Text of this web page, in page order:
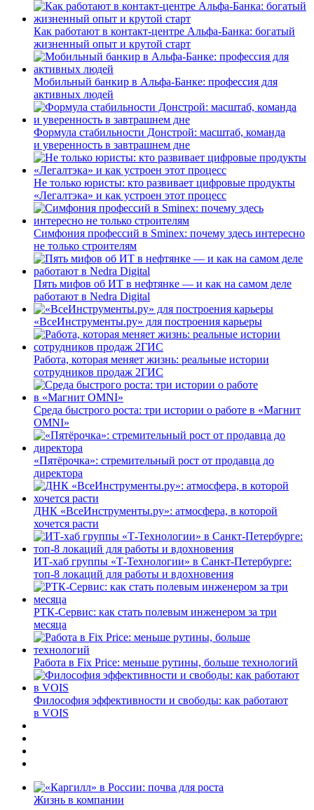
Как работают в контакт-центре Альфа-Банка: богатый
жизненный опыт и крутой старт
Мобильный банкир в Альфа-Банке: профессия для
активных людей
Формула стабильности Донстрой: масштаб, команда
и уверенность в завтрашнем дне
Не только юристы: кто развивает цифровые продукты
«Легалтэка» и как устроен этот процесс
Симфония профессий в Sminex: почему здесь интересно
не только строителям
Пять мифов об ИТ в нефтянке — и как на самом деле
работают в Nedra Digital
«ВсеИнструменты.ру» для построения карьеры
Работа, которая меняет жизнь: реальные истории
сотрудников продаж 2ГИС
Среда быстрого роста: три истории о работе в «Магнит
OMNI»
«Пятёрочка»: стремительный рост от продавца до
директора
ДНК «ВсеИнструменты.ру»: атмосфера, в которой
хочется расти
ИТ-хаб группы «Т-Технологии» в Санкт-Петербурге:
топ-8 локаций для работы и вдохновения
РТК-Сервис: как стать полевым инженером за три
месяца
Работа в Fix Price: меньше рутины, больше технологий
Философия эффективности и свободы: как работают
в VOIS
Жизнь в компании